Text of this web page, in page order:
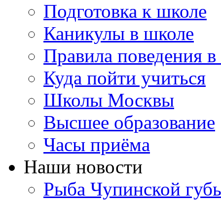
Подготовка к школе
Каникулы в школе
Правила поведения
Куда пойти учиться
Школы Москвы
Высшее образование
Часы приёма
Наши новости
Рыба Чупинской